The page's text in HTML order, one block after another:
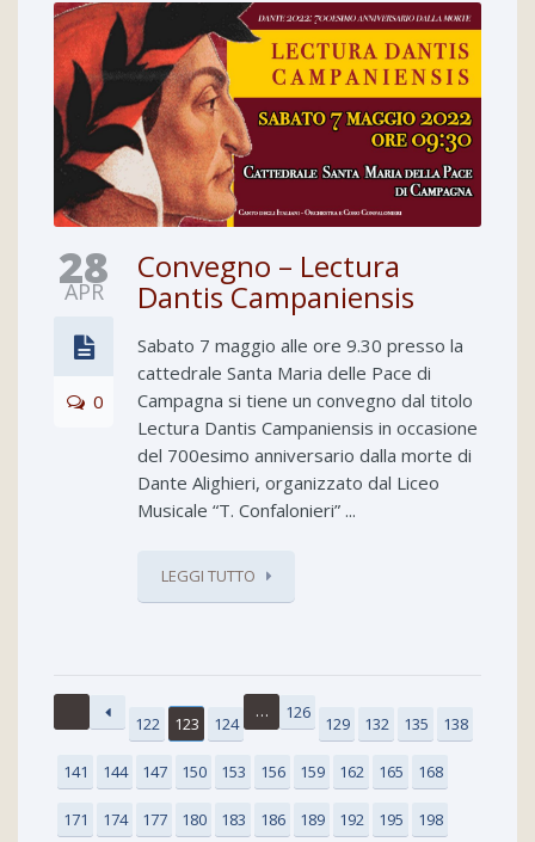
28
APR
0
Convegno – Lectura
Dantis Campaniensis
Sabato 7 maggio alle ore 9.30 presso la
cattedrale Santa Maria delle Pace di
Campagna si tiene un convegno dal titolo
Lectura Dantis Campaniensis in occasione
del 700esimo anniversario dalla morte di
Dante Alighieri, organizzato dal Liceo
Musicale “T. Confalonieri” ...
LEGGI TUTTO
122 123 124
… 126
129 132 135 138
141 144 147 150 153 156 159 162 165 168
171 174 177 180 183 186 189 192 195 198